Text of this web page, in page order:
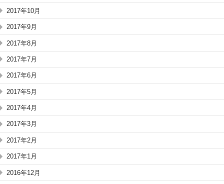
2017年10月
2017年9月
2017年8月
2017年7月
2017年6月
2017年5月
2017年4月
2017年3月
2017年2月
2017年1月
2016年12月